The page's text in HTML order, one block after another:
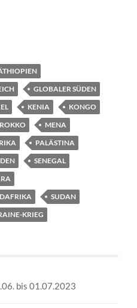
GLOBALER SÜDEN
KENIA
KONGO
MENA
PALÄSTINA
SENEGAL
SUDAN
KRIEG
bis 01.07.2023